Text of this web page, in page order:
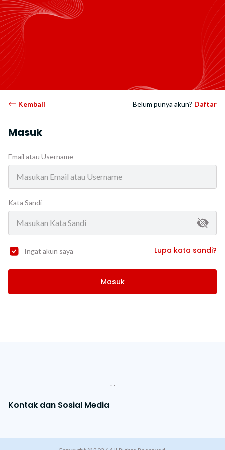
Kembali Belum punya akun? Daftar
Masuk
Email atau Username
Kata Sandi
Ingat akun saya Lupa kata sandi?
Masuk
. .
Kontak dan Sosial Media